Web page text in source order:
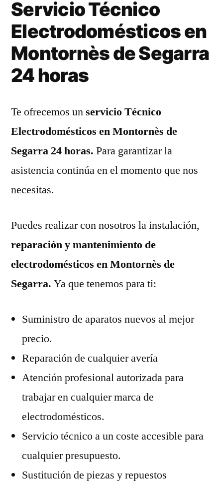
Servicio Técnico
Electrodomésticos en
Montornès de Segarra
24 horas
Te ofrecemos unservicio Técnico
Electrodomésticos en Montornès de
Segarra 24 horas. Para garantizar la
asistencia continúa en el momento que nos
necesitas.
Puedes realizar con nosotros la instalación,
reparación y mantenimiento de
electrodomésticos en Montornès de
Segarra. Ya que tenemos para ti:
Suministro de aparatos nuevos al mejor
precio.
Reparación de cualquier avería
Atención profesional autorizada para
trabajar en cualquier marca de
electrodomésticos.
Servicio técnico a un coste accesible para
cualquier presupuesto.
Sustitución de piezas y repuestos